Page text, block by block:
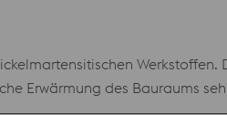
Erwärmung des Bauraums